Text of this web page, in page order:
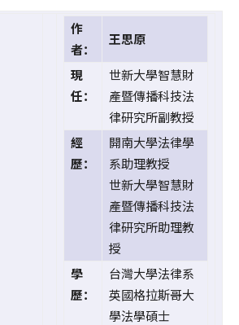
作
者：
王思原
現
任：
世新大學智慧財
產暨傳播科技法
律研究所副教授
經
歷：
開南大學法律學
系助理教授
世新大學智慧財
產暨傳播科技法
律研究所助理教
授
學
歷：
台灣大學法律系
英國格拉斯哥大
學法學碩士